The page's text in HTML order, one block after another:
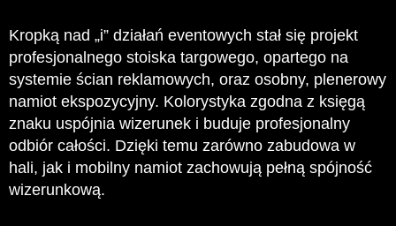
Kropką nad „i” działań eventowych stał się projekt
profesjonalnego stoiska targowego, opartego na
systemie ścian reklamowych, oraz osobny, plenerowy
namiot ekspozycyjny. Kolorystyka zgodna z księgą
znaku uspójnia wizerunek i buduje profesjonalny
odbiór całości. Dzięki temu zarówno zabudowa w
hali, jak i mobilny namiot zachowują pełną spójność
wizerunkową.